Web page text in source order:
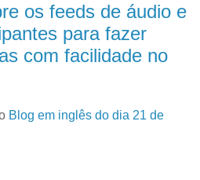
os feeds de áudio e
para fazer
com facilidade no
Blog em inglês do dia 21 de